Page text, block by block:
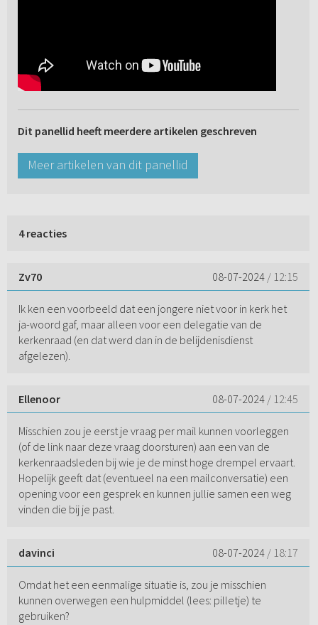
Dit panellid heeft meerdere artikelen geschreven
Meer artikelen van dit panellid
4 reacties
Zv70 08-07-2024 / 12:15
Ik ken een voorbeeld dat een jongere niet voor in kerk het
ja-woord gaf, maar alleen voor een delegatie van de
kerkenraad (en dat werd dan in de belijdenisdienst
afgelezen).
Ellenoor 08-07-2024 / 12:45
Misschien zou je eerst je vraag per mail kunnen voorleggen
(of de link naar deze vraag doorsturen) aan een van de
kerkenraadsleden bij wie je de minst hoge drempel ervaart.
Hopelijk geeft dat (eventueel na een mailconversatie) een
opening voor een gesprek en kunnen jullie samen een weg
vinden die bij je past.
davinci 08-07-2024 / 18:17
Omdat het een eenmalige situatie is, zou je misschien
kunnen overwegen een hulpmiddel (lees: pilletje) te
gebruiken?